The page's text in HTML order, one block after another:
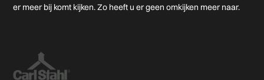
er meer bij komt kijken. Zo heeft u er geen omkijken meer naar.